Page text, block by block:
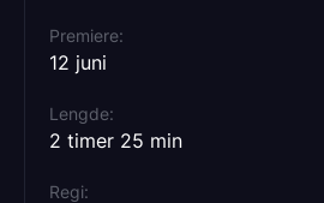
Premiere
12 juni
Lengde
2 timer 25 min
Regi